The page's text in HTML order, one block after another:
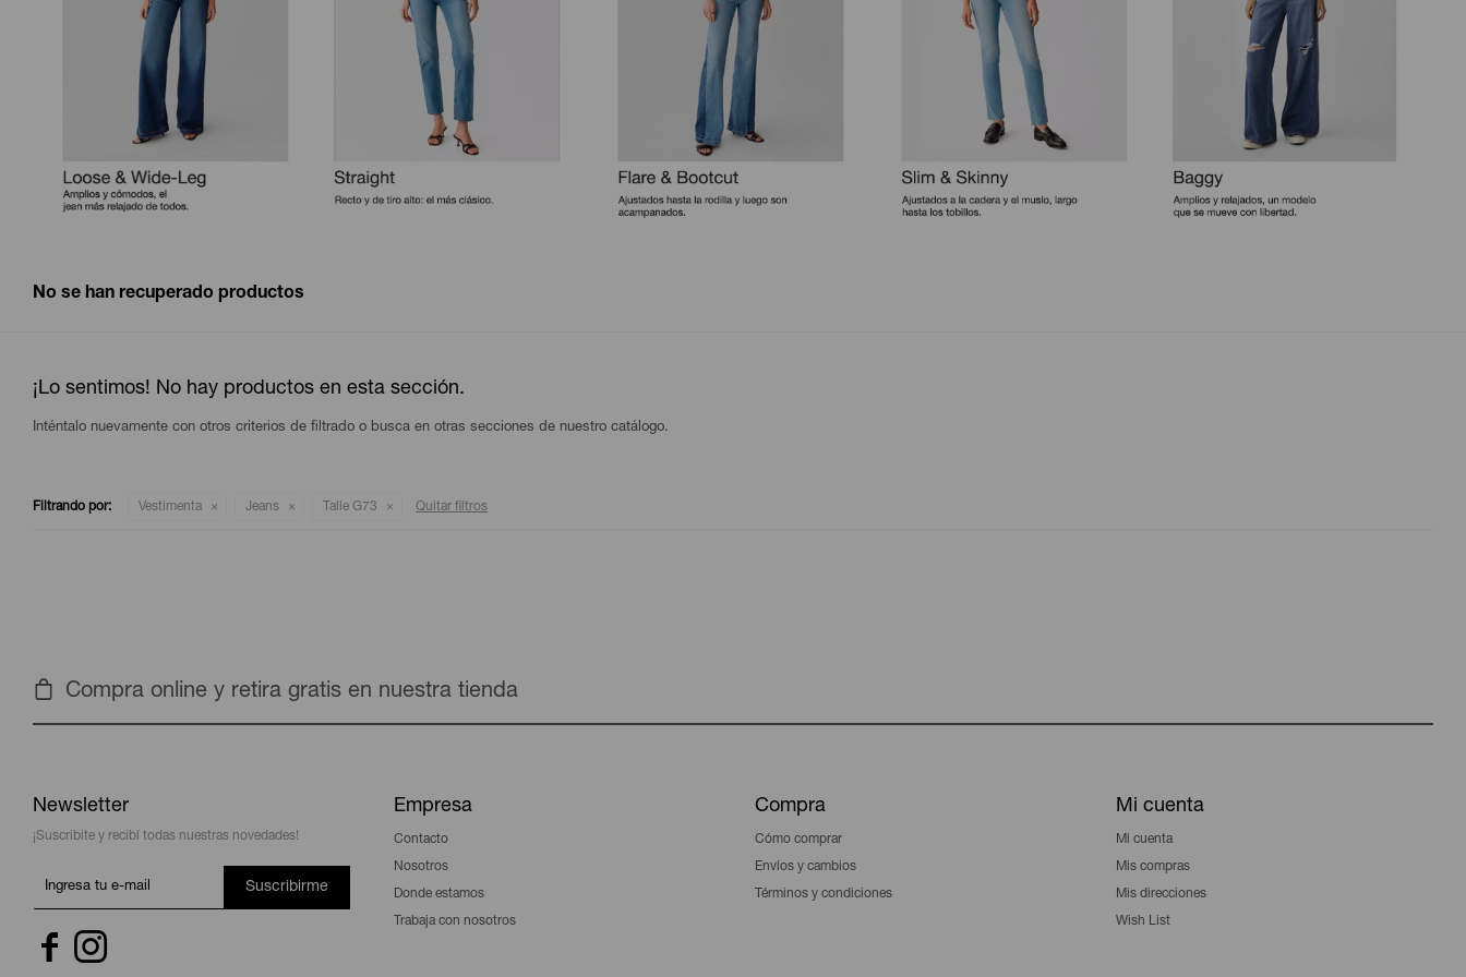
No se han recuperado productos
¡Lo sentimos! No hay productos en esta sección.
Inténtalo nuevamente con otros criterios de filtrado o busca en otras secciones de nuestro catálogo.
Filtrando por: Vestimenta Jeans Talle G73 Quitar filtros
Compra online y retira gratis en nuestra tienda
Newsletter
¡Suscribite y recibí todas nuestras novedades!
Suscribirme
 
Empresa
Contacto
Nosotros
Donde estamos
Trabaja con nosotros
Compra
Cómo comprar
Envíos y cambios
Términos y condiciones
Mi cuenta
Mi cuenta
Mis compras
Mis direcciones
Wish List